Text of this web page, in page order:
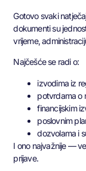
Gotovo svaki
dokumenti su
vrijeme,
Najčešće se radi o:
izvodima iz
potvrdama o
financijskim
poslovnim
dozvolama i
I ono najvažnije —
prijave.